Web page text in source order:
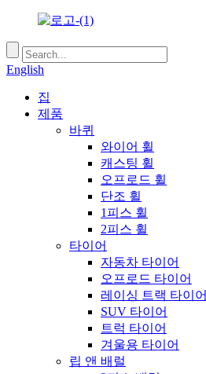
English
집
제품
바퀴
와이어 휠
캐스팅 휠
오프로드 휠
단조 휠
1피스 휠
2피스 휠
타이어
자동차 타이어
오프로드 타이어
레이싱 트랙 타이어
SUV 타이어
트럭 타이어
겨울용 타이어
립 앤 배럴